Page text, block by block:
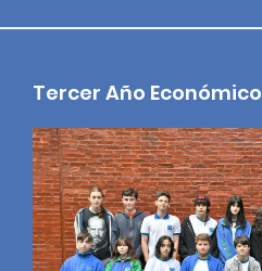
Tercer Año Económico